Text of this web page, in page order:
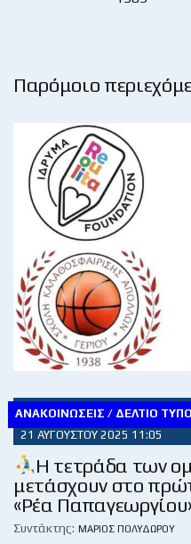
Παρόμοιο
ΑΝΑΚΟΙΝΏΣΕΙΣ / ΔΕΛΤΊΟ
21 ΑΥΓΟΎΣΤΟΥ 2025 11:05
Η τετράδα των
μετάσχουν στο
«Ρέα
Συντάκτης: ΜΆΡΙΟΣ ΠΟΛΥΔΏΡΟΥ